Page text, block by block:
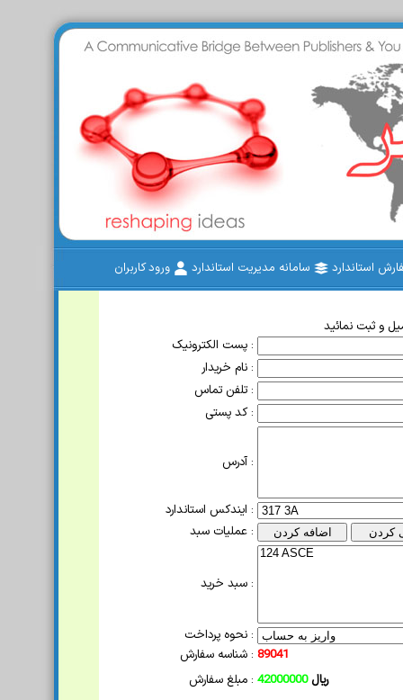
استاندارد سامانه مدیریت استاندارد ورود کاربران
و ثبت نمائید
پست الکترونیک :
نام خریدار :
تلفن تماس :
کد پستی :
آدرس :
ایندکس استاندارد :
عملیات سبد :
سبد خرید :
نحوه پرداخت :
شناسه سفارش : 89041
مبلغ سفارش : 42000000 ریال